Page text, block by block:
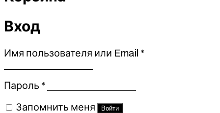
Вход
Имя пользователя или Email *Обязательно
Пароль *Обязательно
Запомнить меня Войти